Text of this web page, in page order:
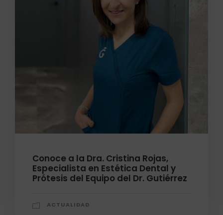
Conoce a la Dra. Cristina Rojas,
Especialista en Estética Dental y
Prótesis del Equipo del Dr. Gutiérrez
ACTUALIDAD